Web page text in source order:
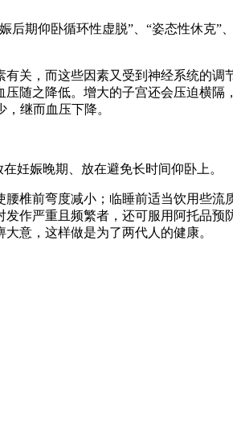
期仰卧循环性虚脱”、“姿态性休克”
关，而这些因素又受到神经系统的调
随之降低。增大的子宫还会压迫横隔
继而血压下降。
娠晚期、放在避免长时间仰卧上。
椎前弯度减小；临睡前适当饮用些流
作严重且频繁者，还可服用阿托品预
意，这样做是为了两代人的健康。